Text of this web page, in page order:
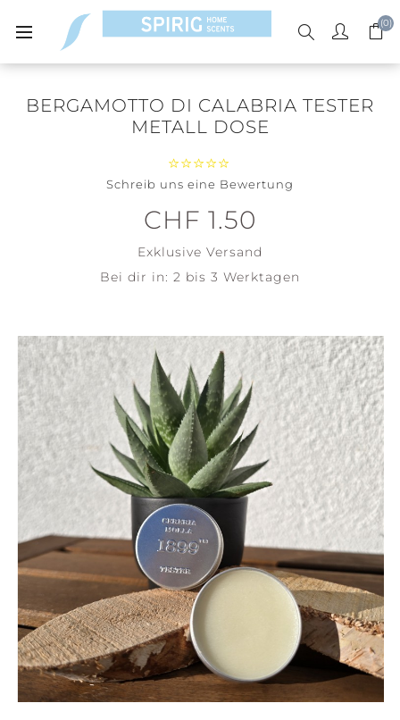
(0)
BERGAMOTTO DI CALABRIA TESTER
METALL DOSE
Schreib uns eine Bewertung
CHF 1.50
Exklusive Versand
Bei dir in: 2 bis 3 Werktagen